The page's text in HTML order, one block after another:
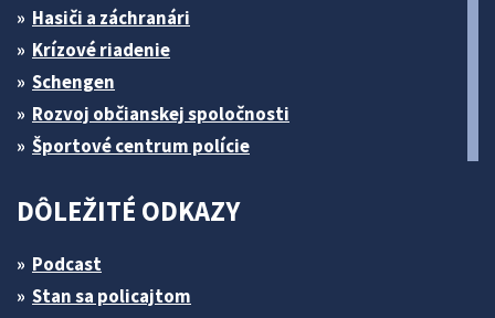
Hasiči a záchranári
Krízové riadenie
Schengen
Rozvoj občianskej spoločnosti
Športové centrum polície
DÔLEŽITÉ ODKAZY
Podcast
Stan sa policajtom